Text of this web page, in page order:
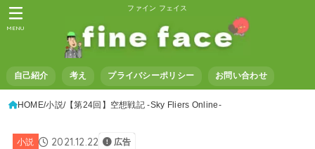
ファイン フェイス
自己紹介 考え プライバシーポリシー お問い合わせ
MENU
HOME 小説 【第24回】空想戦記 -Sky Fliers Online-
小説 2021.12.22 広告